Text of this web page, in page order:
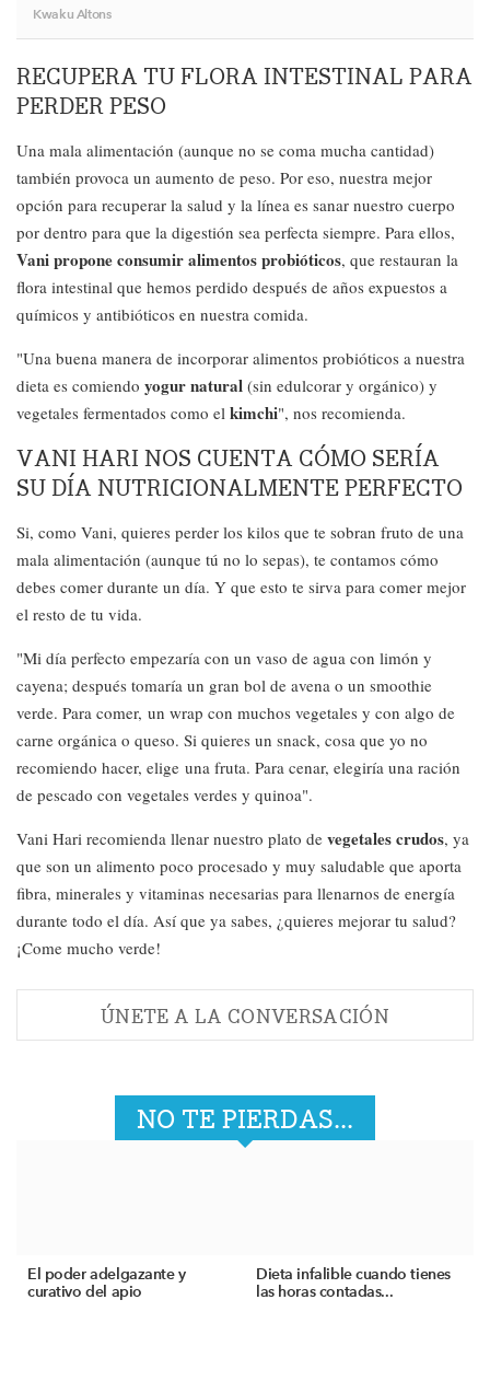
Kwaku Altons
RECUPERA TU FLORA INTESTINAL PARA
PERDER PESO
Una mala alimentación (aunque no se coma mucha cantidad)
también provoca un aumento de peso. Por eso, nuestra mejor
opción para recuperar la salud y la línea es sanar nuestro cuerpo
por dentro para que la digestión sea perfecta siempre. Para ellos,
Vani propone consumir alimentos probióticos, que restauran la
flora intestinal que hemos perdido después de años expuestos a
químicos y antibióticos en nuestra comida.
"Una buena manera de incorporar alimentos probióticos a nuestra
dieta es comiendo yogur natural (sin edulcorar y orgánico) y
vegetales fermentados como el kimchi", nos recomienda.
VANI HARI NOS CUENTA CÓMO SERÍA
SU DÍA NUTRICIONALMENTE PERFECTO
Si, como Vani, quieres perder los kilos que te sobran fruto de una
mala alimentación (aunque tú no lo sepas), te contamos cómo
debes comer durante un día. Y que esto te sirva para comer mejor
el resto de tu vida.
"Mi día perfecto empezaría con un vaso de agua con limón y
cayena; después tomaría un gran bol de avena o un smoothie
verde. Para comer, un wrap con muchos vegetales y con algo de
carne orgánica o queso. Si quieres un snack, cosa que yo no
recomiendo hacer, elige una fruta. Para cenar, elegiría una ración
de pescado con vegetales verdes y quinoa".
Vani Hari recomienda llenar nuestro plato de vegetales crudos, ya
que son un alimento poco procesado y muy saludable que aporta
fibra, minerales y vitaminas necesarias para llenarnos de energía
durante todo el día. Así que ya sabes, ¿quieres mejorar tu salud?
¡Come mucho verde!
ÚNETE A LA CONVERSACIÓN
NO TE PIERDAS...
El poder adelgazante y
curativo del apio
Dieta infalible cuando tienes
las horas contadas...